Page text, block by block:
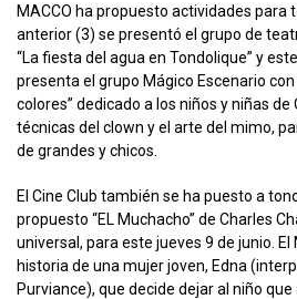
MACCO ha propuesto actividades para
anterior (3) se presentó el grupo de
“La fiesta del agua en Tondolique” y
presenta el grupo Mágico Escenario con
colores” dedicado a los niños y niñas de
técnicas del clown y el arte del mimo,
de grandes y chicos.
El Cine Club también se ha puesto a
propuesto “EL Muchacho” de Charles
universal, para este jueves 9 de junio.
historia de una mujer joven, Edna
Purviance), que decide dejar al niño